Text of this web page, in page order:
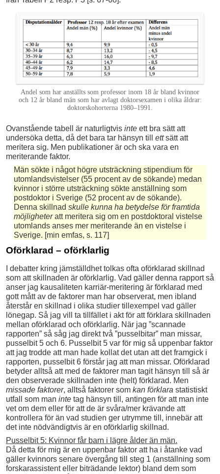
Andel som har anställts som professor inom 18 år bland kvinnor
och 12 år bland män som har avlagt doktorsexamen i olika åldrar:
doktorskohorterna 1980–1991.
Ovanstående tabell är naturligtvis inte ett bra sätt att
undersöka detta, då det bara tar hänsyn till ettsätt att
meritera sig. Men publikationer är och ska vara en
meriterande faktor.
Män sökte i något högre utsträckning stipendium för
utomlandsvistelser (55 procent av de sökande) medan
kvinnor i större utsträckning sökte anställning som
postdoktor i Sverige (52 procent av de sökande).
Denna skillnad skulle kunna ha betydelse för framtida
möjligheteratt meritera sig om en postdoktoral vistelse
utomlands anses mer meriterande än en vistelse i
Sverige. [min emfas, s. 117]
Oförklarad – oförklarlig
I debatter kring jämställdhet tolkas ofta oförklarad skillnad
som att skillnaden är oförklarlig. Vad gäller denna rapport så
anser jag kausaliteten karriär-meritering är förklarad med
gott mått av de faktorer man har observerat, men ibland
återstår en skillnad i olika studier tillexempel vad gäller
lönegap. Så jag vill ta tillfället i akt för att förklara skillnaden
mellan oförklarad och oförklarlig. När jag ”scannade
rapporten” så såg jag direkt två ”pusselbitar” man missar,
pusselbit 5 och 6. Pusselbit 5 var för mig så uppenbar faktor
att jag trodde att man hade kollat det utan att det framgick i
rapporten, pusselbit 6 förstår jag att man missar. Oförklarad
betyder alltså att med de faktorer man tagit hänsyn till så är
den observerade skillnaden inte (helt) förklarad. Men
missade faktorer, alltså faktorer som kan förklara statistiskt
utfall som man inte tag hänsyn till, antingen för att man inte
vet om dem eller för att de är svåra/mer krävande att
kontrollera för än vad studien ger utrymme till, innebär att
det inte nödvändigtvis är en oförklarlig skillnad.
Pusselbit 5: Kvinnor får barn i lägre ålder än män.
Då detta för mig är en uppenbar faktor att ha i åtanke vad
gäller kvinnors senare övergång till steg 1 (anställning som
forskarassistent eller biträdande lektor) bland dem som